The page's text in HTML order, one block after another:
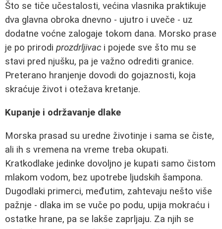
Što se tiče učestalosti, većina vlasnika praktikuje
dva glavna obroka dnevno - ujutro i uveče - uz
dodatne voćne zalogaje tokom dana. Morsko prase
je po prirodi prozdrljivac i pojede sve što mu se
stavi pred njušku, pa je važno odrediti granice.
Preterano hranjenje dovodi do gojaznosti, koja
skraćuje život i otežava kretanje.
Kupanje i održavanje dlake
Morska prasad su uredne životinje i sama se čiste,
ali ih s vremena na vreme treba okupati.
Kratkodlake jedinke dovoljno je kupati samo čistom
mlakom vodom, bez upotrebe ljudskih šampona.
Dugodlaki primerci, međutim, zahtevaju nešto više
pažnje - dlaka im se vuče po podu, upija mokraću i
ostatke hrane, pa se lakše zaprljaju. Za njih se